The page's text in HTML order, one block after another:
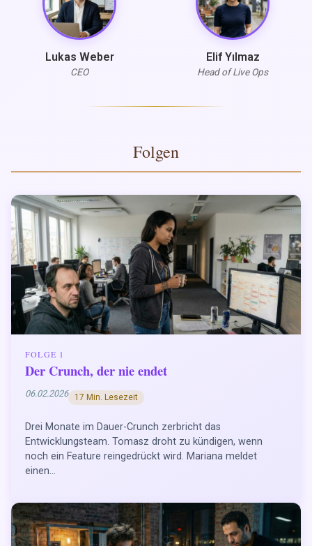
Lukas Weber
CEO
Elif Yılmaz
Head of Live Ops
Folgen
FOLGE 1
Der Crunch, der nie endet
06.02.2026 17 Min. Lesezeit
Drei Monate im Dauer-Crunch zerbricht das
Entwicklungsteam. Tomasz droht zu kündigen, wenn
noch ein Feature reingedrückt wird. Mariana meldet
einen...